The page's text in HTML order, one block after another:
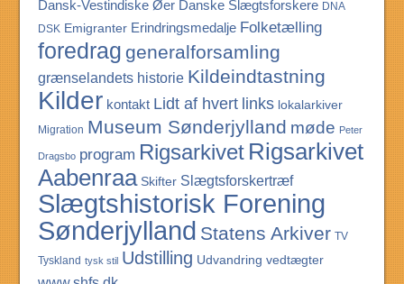
Dansk-Vestindiske Øer Danske Slægtsforskere DNA
DSK Emigranter Erindringsmedalje Folketælling
foredrag generalforsamling
grænselandets historie Kildeindtastning
Kilder kontakt Lidt af hvert links lokalarkiver
Migration Museum Sønderjylland møde Peter
Dragsbo program Rigsarkivet Rigsarkivet
Aabenraa Skifter Slægtsforskertræf
Slægtshistorisk Forening
Sønderjylland Statens Arkiver TV
Tyskland tysk stil Udstilling Udvandring vedtægter